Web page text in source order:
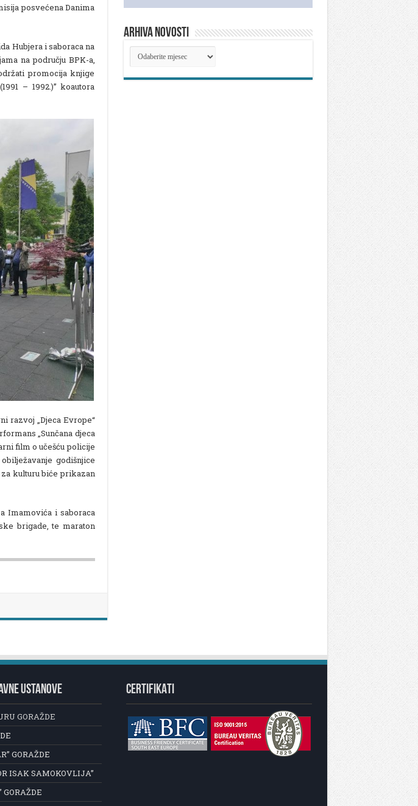
posvećena Danima
Hubjera i saboraca na
na području BPK-a,
promocija knjige
– 1992.)” koautora
razvoj „Djeca Evrope“
„Sunčana djeca
film o učešću policije
godišnjice
za kulturu biće prikazan
Imamovića i saboraca
brigade, te maraton
ARHIVA NOVOSTI
ARHIVA
NOVOSTI
USTANOVE
GORAŽDE
GORAŽDE
ISAK SAMOKOVLIJA”
CERTIFIKATI